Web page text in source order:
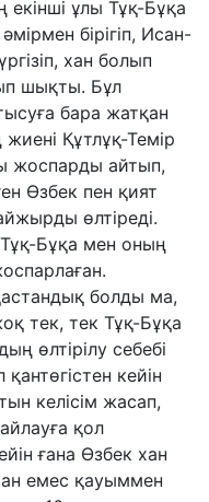
ұлы Тұқ-Бұқа
бірігіп, Исан-
хан болып
шықты. Бұл
бара жатқан
Құтлұқ-Темір
жоспарды айтып,
Өзбек пен қият
өлтіреді.
Бұқа мен оның
болды ма,
тек, тек Тұқ-Бұқа
өлтірілу себебі
кейін
келісім жасап,
қол
ғана Өзбек хан
емес қауыммен